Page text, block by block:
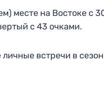
месте на Востоке с
с 43 очками.
встречи в